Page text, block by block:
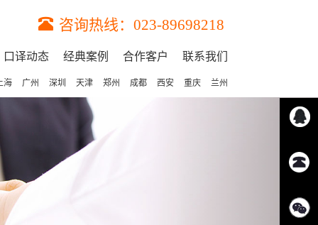
咨询热线：023-89698218
口译动态 经典案例 合作客户 联系我们
海 广州 深圳 天津 郑州 成都 西安 重庆 兰州
点击立
即联系
咨询热